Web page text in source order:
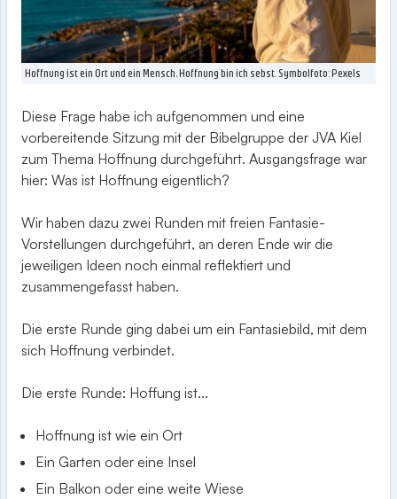
Hoffnung ist ein Ort und ein Mensch, Hoffnung bin ich sebst. Symbolfoto: Pexels
Diese Frage habe ich aufgenommen und eine
vorbereitende Sitzung mit der Bibelgruppe der JVA Kiel
zum Thema Hoffnung durchgeführt. Ausgangsfrage war
hier: Was ist Hoffnung eigentlich?
Wir haben dazu zwei Runden mit freien Fantasie-
Vorstellungen durchgeführt, an deren Ende wir die
jeweiligen Ideen noch einmal reflektiert und
zusammengefasst haben.
Die erste Runde ging dabei um ein Fantasiebild, mit dem
sich Hoffnung verbindet.
Die erste Runde: Hoffung ist...
Hoffnung ist wie ein Ort
Ein Garten oder eine Insel
Ein Balkon oder eine weite Wiese